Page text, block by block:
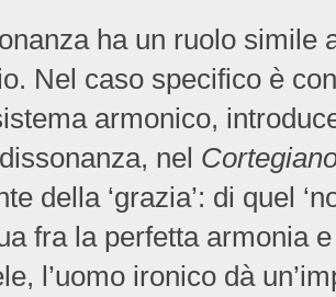
ha un ruolo simile
Nel caso specifico è
armonico,
nel
della ‘grazia’: di quel
fra la perfetta armonia
l’uomo ironico dà